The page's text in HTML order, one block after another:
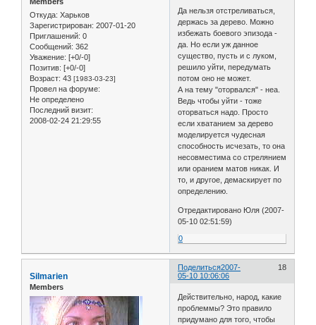
Откуда: Харьков
Зарегистрирован: 2007-01-20
Приглашений: 0
Сообщений: 362
Уважение: [+0/-0]
Позитив: [+0/-0]
Возраст: 43 [1983-03-23]
Провел на форуме:
Не определено
Последний визит:
2008-02-24 21:29:55
Да нельзя отстреливаться,
держась за дерево. Можно
избежать боевого эпизода -
да. Но если уж данное
существо, пусть и с луком,
решило уйти, передумать
потом оно не может.
А на тему "оторвался" - неа.
Ведь чтобы уйти - тоже
оторваться надо. Просто
если хватанием за дерево
моделируется чудесная
способность исчезать, то она
несовместима со стрелянием
или оранием матов никак. И
то, и другое, демаскирует по
определению.
Отредактировано Юля (2007-
05-10 02:51:59)
0
Поделиться 18
2007-
05-10 10:06:06
Silmarien
Members
Действительно, народ, какие
проблеммы? Это правило
придумано для того, чтобы